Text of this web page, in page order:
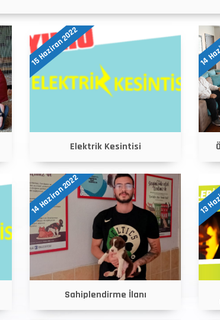
15 Haziran 2022
Elektrik Kesintisi
14
14 Haziran 2022
Sahiplendirme İlanı
13